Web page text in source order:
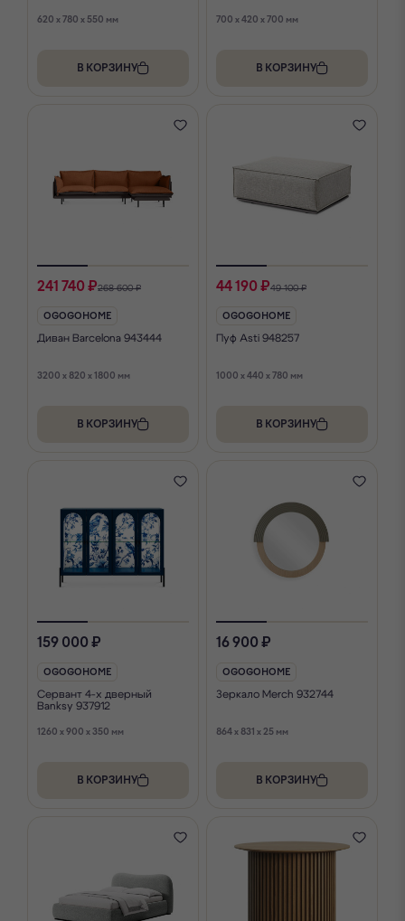
620 x 780 x 550 мм
В КОРЗИНУ
700 x 420 x 700 мм
В КОРЗИНУ
241 740 ₽268 600 ₽
OGOGOHOME
Диван Barcelona 943444
3200 x 820 x 1800 мм
В КОРЗИНУ
44 190 ₽49 100 ₽
OGOGOHOME
Пуф Asti 948257
1000 x 440 x 780 мм
В КОРЗИНУ
159 000 ₽
OGOGOHOME
Сервант 4-х дверный
Banksy 937912
1260 x 900 x 350 мм
В КОРЗИНУ
16 900 ₽
OGOGOHOME
Зеркало Merch 932744
864 x 831 x 25 мм
В КОРЗИНУ